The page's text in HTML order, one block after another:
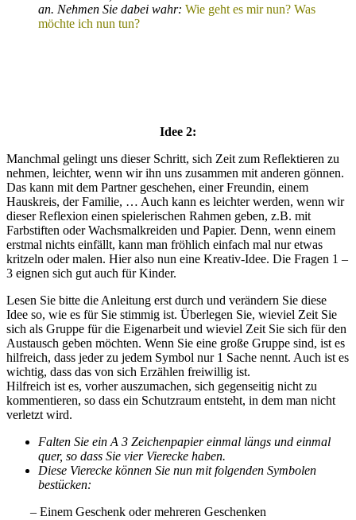
an. Nehmen Sie dabei wahr: Wie geht es mir nun? Was
möchte ich nun tun?
Idee 2:
Manchmal gelingt uns dieser Schritt, sich Zeit zum Reflektieren zu
nehmen, leichter, wenn wir ihn uns zusammen mit anderen gönnen.
Das kann mit dem Partner geschehen, einer Freundin, einem
Hauskreis, der Familie, … Auch kann es leichter werden, wenn wir
dieser Reflexion einen spielerischen Rahmen geben, z.B. mit
Farbstiften oder Wachsmalkreiden und Papier. Denn, wenn einem
erstmal nichts einfällt, kann man fröhlich einfach mal nur etwas
kritzeln oder malen. Hier also nun eine Kreativ-Idee. Die Fragen 1 –
3 eignen sich gut auch für Kinder.
Lesen Sie bitte die Anleitung erst durch und verändern Sie diese
Idee so, wie es für Sie stimmig ist. Überlegen Sie, wieviel Zeit Sie
sich als Gruppe für die Eigenarbeit und wieviel Zeit Sie sich für den
Austausch geben möchten. Wenn Sie eine große Gruppe sind, ist es
hilfreich, dass jeder zu jedem Symbol nur 1 Sache nennt. Auch ist es
wichtig, dass das von sich Erzählen freiwillig ist.
Hilfreich ist es, vorher auszumachen, sich gegenseitig nicht zu
kommentieren, so dass ein Schutzraum entsteht, in dem man nicht
verletzt wird.
Falten Sie ein A 3 Zeichenpapier einmal längs und einmal
quer, so dass Sie vier Vierecke haben.
Diese Vierecke können Sie nun mit folgenden Symbolen
bestücken:
– Einem Geschenk oder mehreren Geschenken